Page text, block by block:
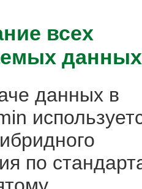
всех
данных
данных в
по